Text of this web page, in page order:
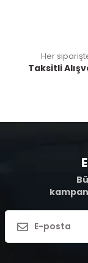
Her
Taksitli